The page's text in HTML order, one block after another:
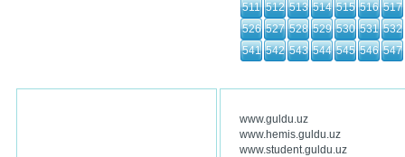
511 512 513 514 515 516 517
526 527 528 529 530 531 532
541 542 543 544 545 546 547
www.guldu.uz
www.hemis.guldu.uz
www.student.guldu.uz